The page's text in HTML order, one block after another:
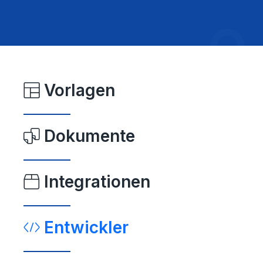
Vorlagen
Dokumente
Integrationen
Entwickler